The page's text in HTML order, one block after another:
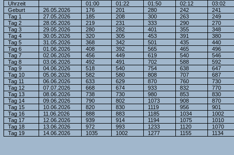
Uhrzeit 01:00 01:22 01:50 02:12 03:02
Geburt
26.05.2026 176 201 280 242 241
Tag 1
27.05.2026 185 208 300 263 249
Tag 2
28.05.2026 219 231 333 290 270
Tag 3
29.05.2026 280 282 401 355 348
Tag 4
30.05.2026 320 305 453 391 380
Tag 5
31.05.2026 368 342 501 435 440
Tag 6
01.06.2026 408 392 565 465 496
Tag 7
02.06.2026 456 449 619 540 546
Tag 8
03.06.2026 492 491 702 588 592
Tag 9
04.06.2026 518 540 754 638 647
Tag 10
05.06.2026 582 580 808 707 687
Tag 11
06.06.2026 633 629 870 760 730
Tag 12
07.07.2026 668 674 933 832 770
Tag 13
08.06.2026 738 730 980 853 830
Tag 14
09.06.2026 790 802 1073 908 870
Tag 15
10.06.2026 820 830 1119 956 901
Tag 16
11.06.2026 888 883 1185 1034 1002
Tag 17
12.06.2026 939 914 1194 1075 1010
Tag 18
13.06.2026 972 993 1233 1120 1070
Tag 19
14.06.2026 1035 1002 1277 1155 1134